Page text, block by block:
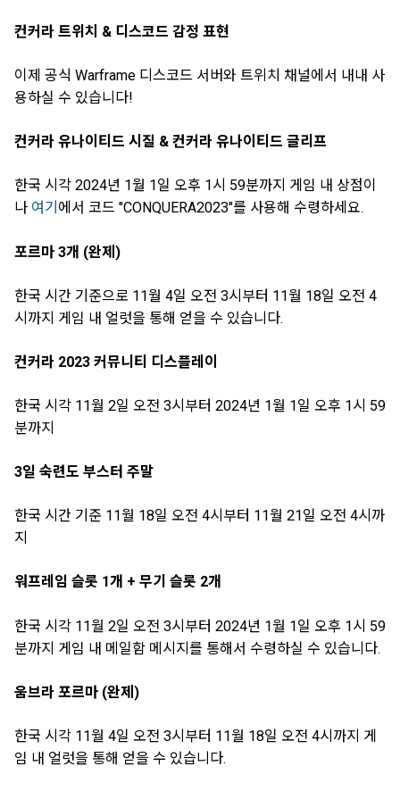
컨커라 트위치 & 디스코드 감정 표현
이제 공식 Warframe 디스코드 서버와 트위치 채널에서 내내 사
용하실 수 있습니다!
컨커라 유나이티드 시질 & 컨커라 유나이티드 글리프
한국 시각 2024년 1월 1일 오후 1시 59분까지 게임 내 상점이
나 여기 에서 코드 "CONQUERA2023"를 사용해 수령하세요.
포르마 3개 (완제)
한국 시간 기준으로 11월 4일 오전 3시부터 11월 18일 오전 4
시까지 게임 내 얼럿을 통해 얻을 수 있습니다.
컨커라 2023 커뮤니티 디스플레이
한국 시각 11월 2일 오전 3시부터 2024년 1월 1일 오후 1시 59
분까지
3일 숙련도 부스터 주말
한국 시간 기준 11월 18일 오전 4시부터 11월 21일 오전 4시까
지
워프레임 슬롯 1개 + 무기 슬롯 2개
한국 시각 11월 2일 오전 3시부터 2024년 1월 1일 오후 1시 59
분까지 게임 내 메일함 메시지를 통해서 수령하실 수 있습니다.
움브라 포르마 (완제)
한국 시각 11월 4일 오전 3시부터 11월 18일 오전 4시까지 게
임 내 얼럿을 통해 얻을 수 있습니다.